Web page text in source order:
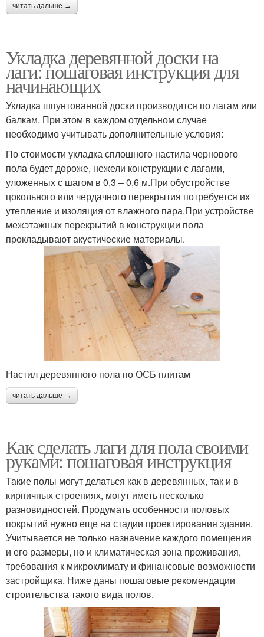
читать дальше →
Укладка деревянной доски на
лаги: пошаговая инструкция для
начинающих
Укладка шпунтованной доски производится по лагам или
балкам. При этом в каждом отдельном случае
необходимо учитывать дополнительные условия:
По стоимости укладка сплошного настила чернового
пола будет дороже, нежели конструкции с лагами,
уложенных с шагом в 0,3 – 0,6 м.При обустройстве
цокольного или чердачного перекрытия потребуется их
утепление и изоляция от влажного пара.При устройстве
межэтажных перекрытий в конструкции пола
прокладывают акустические материалы.
Настил деревянного пола по ОСБ плитам
читать дальше →
Как сделать лаги для пола своими
руками: пошаговая инструкция
Такие полы могут делаться как в деревянных, так и в
кирпичных строениях, могут иметь несколько
разновидностей. Продумать особенности половых
покрытий нужно еще на стадии проектирования здания.
Учитывается не только назначение каждого помещения
и его размеры, но и климатическая зона проживания,
требования к микроклимату и финансовые возможности
застройщика. Ниже даны пошаговые рекомендации
строительства такого вида полов.